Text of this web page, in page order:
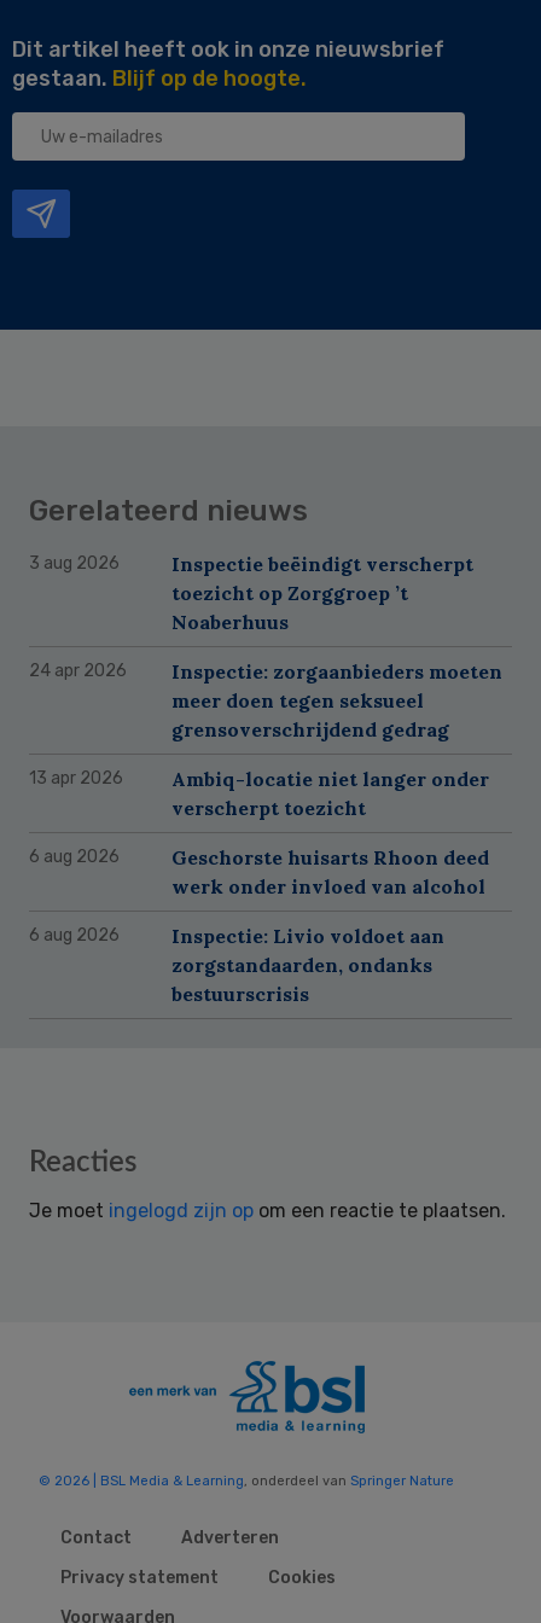
Dit artikel heeft ook in onze nieuwsbrief
gestaan. Blijf op de hoogte.
Uw
Gerelateerd nieuws
3 aug 2026
Inspectie beëindigt verscherpt
toezicht op Zorggroep ’t
Noaberhuus
24 apr 2026
Inspectie: zorgaanbieders moeten
meer doen tegen seksueel
grensoverschrijdend gedrag
13 apr 2026
Ambiq-locatie niet langer onder
verscherpt toezicht
6 aug 2026
Geschorste huisarts Rhoon deed
werk onder invloed van alcohol
6 aug 2026
Inspectie: Livio voldoet aan
zorgstandaarden, ondanks
bestuurscrisis
Reader
Reacties
Je moet ingelogd zijn op om een reactie te plaatsen.
© 2026 | BSL Media & Learning, onderdeel van Springer Nature
Contact
Adverteren
Privacy statement
Cookies
Voorwaarden